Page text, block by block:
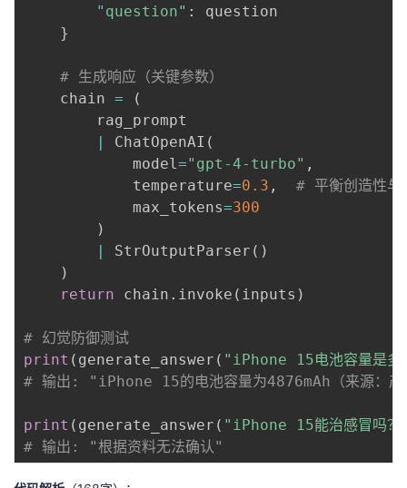
"question" :
question
}
# 生成响应（关键参数）
    chain
=
(
        rag_prompt
ChatOpenAI (
            model
="gpt-4-turbo" ,
            temperature
=0.3 ,
# 平衡创造性与
            max_tokens
=300
)
StrOutputParser ( )
)
return chain . invoke ( inputs )
# 幻觉防御测试
print ( generate_answer ( "iPhone 15电池容量是多
# 输出: "iPhone 15的电池容量为4876mAh（来源：产
print ( generate_answer ( "iPhone 15能治感冒吗
# 输出: "根据资料无法确认"